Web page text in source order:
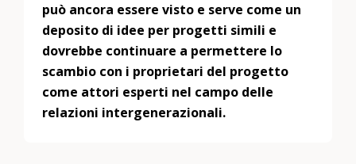
può ancora essere visto e serve come un
deposito di idee per progetti simili e
dovrebbe continuare a permettere lo
scambio con i proprietari del progetto
come attori esperti nel campo delle
relazioni intergenerazionali.